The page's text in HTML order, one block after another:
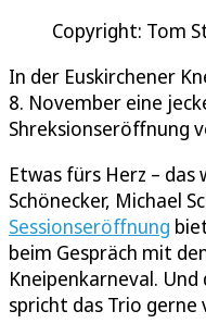
Copyright: Tom
In der Euskirchener
8. November eine
Shreksionseröffnung
Etwas fürs Herz – das
Schönecker, Michael
Sessionseröffnung
beim Gespräch mit
Kneipenkarneval.
spricht das Trio